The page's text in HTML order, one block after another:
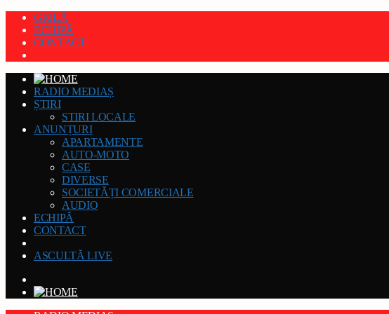
GRILĂ
ECHIPĂ
CONTACT
RADIO MEDIAȘ
ȘTIRI
STIRI LOCALE
ANUNȚURI
APARTAMENTE
AUTO-MOTO
CASE
DIVERSE
SOCIETĂȚI COMERCIALE
AUDIO
ECHIPĂ
CONTACT
ASCULTĂ LIVE